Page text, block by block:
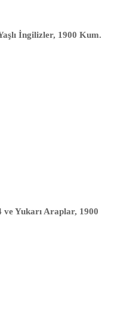
İngilizler, 1900 Kum.
Yukarı Araplar, 1900